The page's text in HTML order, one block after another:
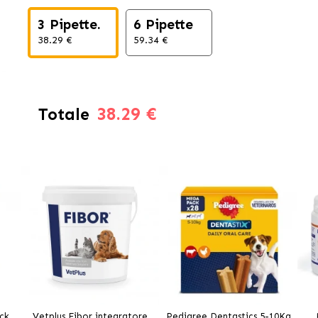
3 Pipette.
38.29 €
6 Pipette
59.34 €
Totale 38.29 €